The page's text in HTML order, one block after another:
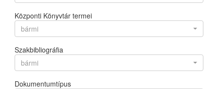
Központi Könyvtár termei
bármi
Szakbibliográfia
bármi
Dokumentumtípus